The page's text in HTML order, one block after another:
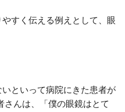
すく伝える例えとして、眼
といって病院にきた患者が
さんは、「僕の眼鏡はとて